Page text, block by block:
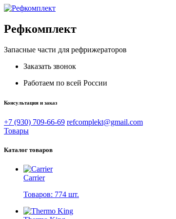
Рефкомплект
Запасные части для рефрижераторов
Заказать звонок
Работаем по всей России
Консультация и заказ
+7 (930) 709-66-69 refcomplekt@gmail.com
Товары
Каталог товаров
Carrier
Товаров: 774 шт.